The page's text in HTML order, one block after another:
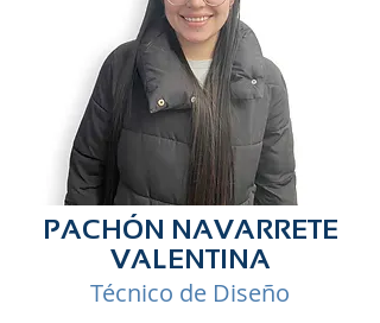
PACHÓN NAVARRETE
VALENTINA
Técnico de Diseño